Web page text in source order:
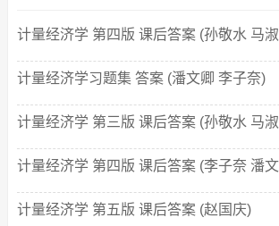
计量经济学 第四版 课后答案 (孙敬水 马
计量经济学习题集 答案 (潘文卿 李子奈)
计量经济学 第三版 课后答案 (孙敬水 马
计量经济学 第四版 课后答案 (李子奈 潘
计量经济学 第五版 课后答案 (赵国庆)